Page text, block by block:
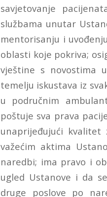
savjetovanje
službama unutar
mentorisanju i
oblasti koje pokriva;
vještine s novostima
temelju iskustava iz
u područnim
poštuje sva prava
unaprijeđujući kvalitet
važećim aktima
naredbi; ima pravo i
ugled Ustanove i da
druge poslove po